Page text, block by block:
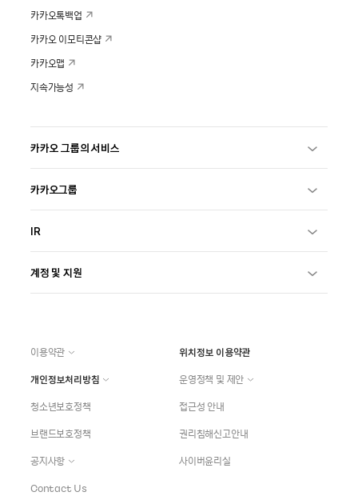
카카오톡백업
카카오 이모티콘샵
카카오맵
지속가능성
카카오 그룹의 서비스
카카오그룹
IR
계정 및 지원
이용약관
위치정보 이용약관
개인정보처리방침
운영정책 및 제안
청소년보호정책
접근성 안내
브랜드보호정책
권리침해신고안내
공지사항
사이버윤리실
Contact Us